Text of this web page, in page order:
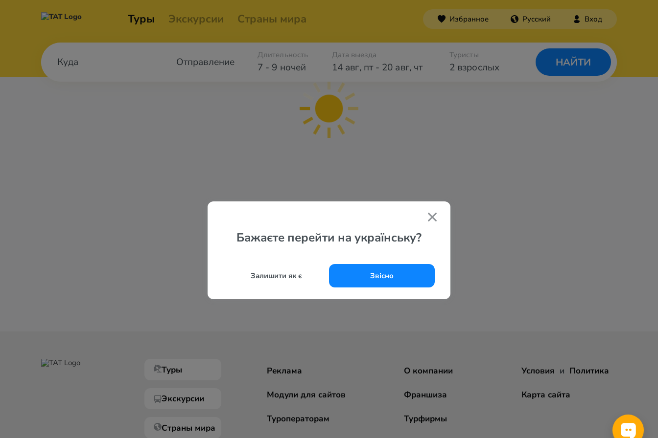
Туры Экскурсии Страны мира Избранное Русский Вход
Отправление 7 - 9 ночей
Длительность Дата выезда
14 авг, пт- 20 авг, чт 2 взрослых
Туристы
НАЙТИ
Бажаєте перейти на українську?
Залишити як є Звісно
Туры
Экскурсии
Страны мира
Реклама
Модули для сайтов
Туроператорам
О компании
Франшиза
Турфирмы
Условия и Политика
Карта сайта